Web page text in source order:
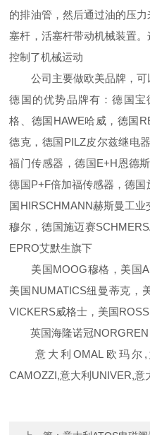
的排油管，然后通过油的压
塞杆，活塞杆带动机械装置
控制了机械运动
公司主要做欧美品牌，可
德国的优势品牌有：德国宝
格、德国HAWE哈威，德国
德克，德国PILZ皮尔兹继电
福门传感器，德国E+H恩德
德国P+F倍加福传感器，德
国HIRSCHMANN赫斯曼工
穆尔，德国施迈赛
EPRO艾默生旗下
美国MOOG穆格，美国
美国NUMATICS纽曼蒂克，
VICKERS威格士，美国ROSS
英国海隆诺冠NORGREN
意大利OMAL欧玛尔,
CAMOZZI,意大利UNIVER,意